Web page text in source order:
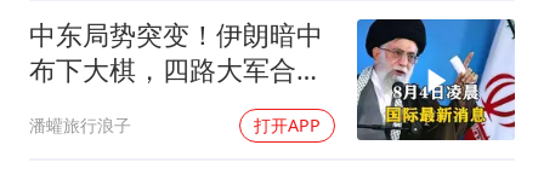
中东局势突变！伊朗暗中
布下大棋，四路大军合
围，特朗普面临死局
潘蠸旅行浪子 打开APP